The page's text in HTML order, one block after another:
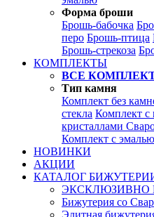
Форма броши
Брошь-бабочка
перо Брошь-птица
Брошь-стрекоза
КОМПЛЕКТЫ
ВСЕ
Тип камня
Комплект без
стекла Комплект с
кристаллами
Комплект с эмалью
НОВИНКИ
АКЦИИ
КАТАЛОГ
ЭКСКЛЮЗИВНО
Бижутерия со
Элитная